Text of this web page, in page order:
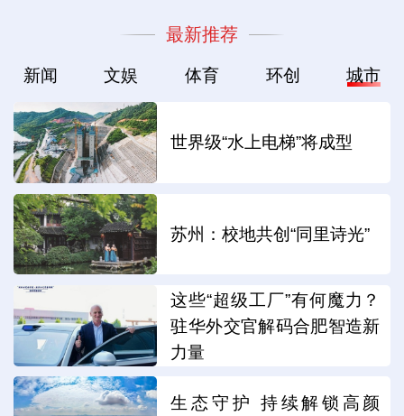
最新推荐
新闻 文娱 体育 环创 城市
世界级“水上电梯”将成型
苏州：校地共创“同里诗光”
这些“超级工厂”有何魔力？
驻华外交官解码合肥智造新
力量
生态守护 持续解锁高颜